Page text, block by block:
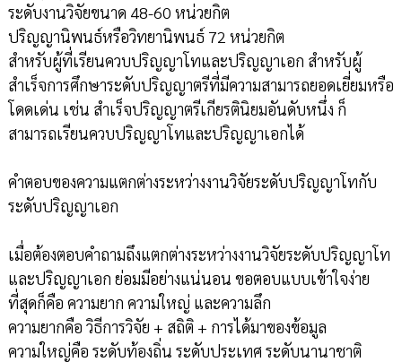
ระดับงานวิจัยขนาด 48-60 หน่วยกิต
ปริญญานิพนธ์หรือวิทยานิพนธ์ 72 หน่วยกิต
สำหรับผู้ที่เรียนควบปริญญาโทและปริญญาเอก สำหรับผู้
สำเร็จการศึกษาระดับปริญญาตรีที่มีความสามารถยอดเยี่ยมหรือ
โดดเด่น เช่น สำเร็จปริญญาตรีเกียรตินิยมอันดับหนึ่ง ก็
สามารถเรียนควบปริญญาโทและปริญญาเอกได้
คำตอบของความแตกต่างระหว่างงานวิจัยระดับปริญญาโทกับ
ระดับปริญญาเอก
เมื่อต้องตอบคำถามถึงแตกต่างระหว่างงานวิจัยระดับปริญญาโท
และปริญญาเอก ย่อมมีอย่างแน่นอน ขอตอบแบบเข้าใจง่าย
ที่สุดก็คือ ความยาก ความใหญ่ และความลึก
ความยากคือ วิธีการวิจัย + สถิติ + การได้มาของข้อมูล
ความใหญ่คือ ระดับท้องถิ่น ระดับประเทศ ระดับนานาชาติ